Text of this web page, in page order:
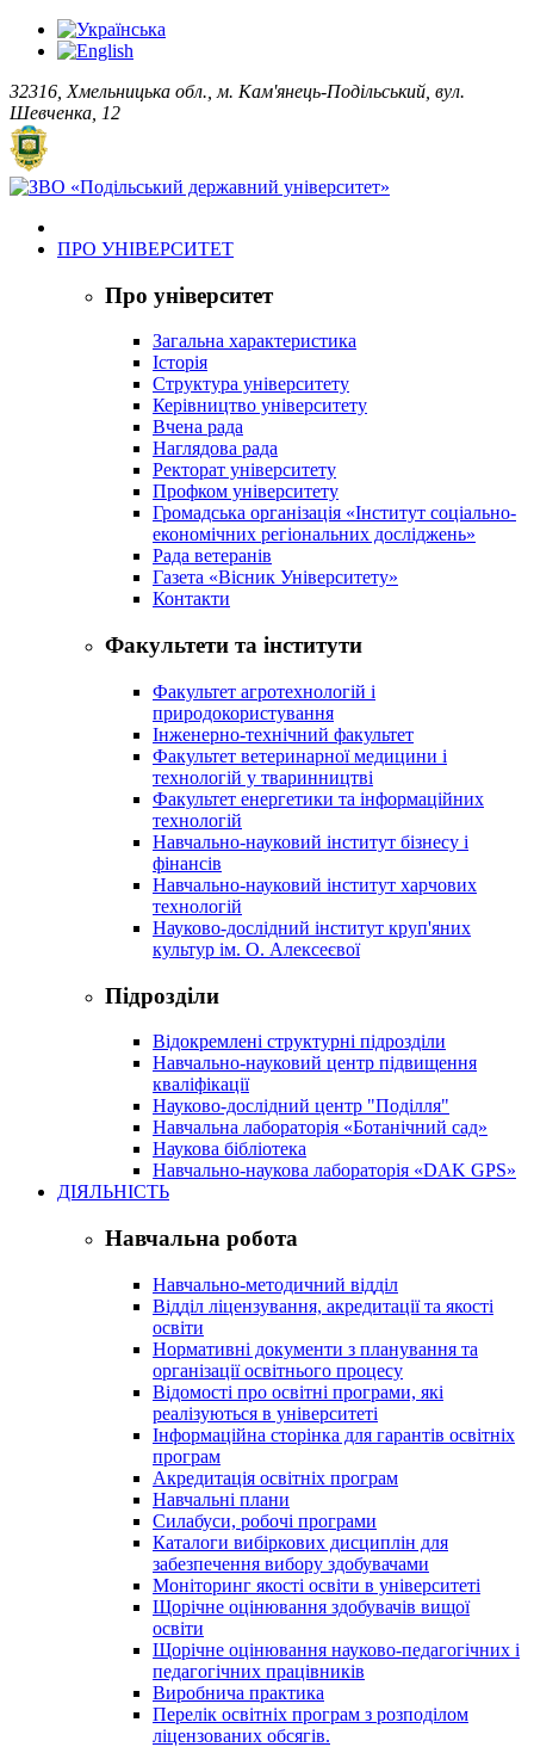
32316, Хмельницька обл., м. Кам'янець-Подільський, вул.
Шевченка, 12
ПРО УНІВЕРСИТЕТ
Про університет
Загальна характеристика
Історія
Структура університету
Керівництво університету
Вчена рада
Наглядова рада
Ректорат університету
Профком університету
Громадська організація «Інститут соціально-
економічних регіональних досліджень»
Рада ветеранів
Газета «Вісник Університету»
Контакти
Факультети та інститути
Факультет агротехнологій і
природокористування
Інженерно-технічний факультет
Факультет ветеринарної медицини і
технологій у тваринництві
Факультет енергетики та інформаційних
технологій
Навчально-науковий інститут бізнесу і
фінансів
Навчально-науковий інститут харчових
технологій
Науково-дослідний інститут круп'яних
культур ім. О. Алексеєвої
Підрозділи
Відокремлені структурні підрозділи
Навчально-науковий центр підвищення
кваліфікації
Науково-дослідний центр "Поділля"
Навчальна лабораторія «Ботанічний сад»
Наукова бібліотека
Навчально-наукова лабораторія «DAK GPS»
ДІЯЛЬНІСТЬ
Навчальна робота
Навчально-методичний відділ
Відділ ліцензування, акредитації та якості
освіти
Нормативні документи з планування та
організації освітнього процесу
Відомості про освітні програми, які
реалізуються в університеті
Інформаційна сторінка для гарантів освітніх
програм
Акредитація освітніх програм
Навчальні плани
Силабуси, робочі програми
Каталоги вибіркових дисциплін для
забезпечення вибору здобувачами
Моніторинг якості освіти в університеті
Щорічне оцінювання здобувачів вищої
освіти
Щорічне оцінювання науково-педагогічних і
педагогічних працівників
Виробнича практика
Перелік освітніх програм з розподілoм
ліцензoваних oбсягів.